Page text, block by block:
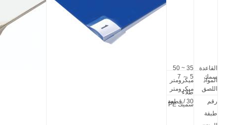
القاعدة
المواد
35 ~ 50
ميكرومتر
طلاء
سميك PE
سمك
اللصق
5 ～ 7
ميكرومتر
رقم
طبقة
30 / قطعة